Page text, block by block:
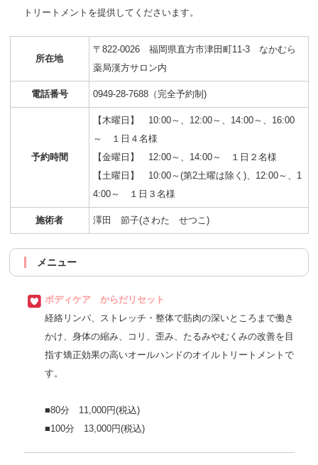
トリートメントを提供してくださいます。
所在地
〒822-0026 福岡県直方市津田町11-3 なかむら
薬局漢方サロン内
電話番号 0949-28-7688（完全予約制)
予約時間
【木曜日】 10:00～、12:00～、14:00～、16:00
～ １日４名様
【金曜日】 12:00～、14:00～ １日２名様
【土曜日】 10:00～(第2土曜は除く)、12:00～、1
4:00～ １日３名様
施術者 澤田 節子(さわた せつこ)
メニュー
ボディケア からだリセット
経絡リンパ、ストレッチ・整体で筋肉の深いところまで働き
かけ、身体の縮み、コリ、歪み、たるみやむくみの改善を目
指す矯正効果の高いオールハンドのオイルトリートメントで
す。
■80分 11,000円(税込)
■100分 13,000円(税込)